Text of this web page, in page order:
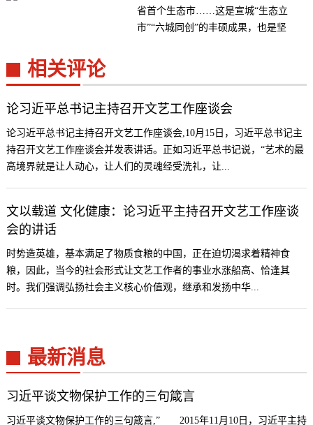
省首个生态市……这是宣城“生态立
市”“六城同创”的丰硕成果，也是坚
相关评论
论习近平总书记主持召开文艺工作座谈会
论习近平总书记主持召开文艺工作座谈会,10月15日，习近平总书记主
持召开文艺工作座谈会并发表讲话。正如习近平总书记说，“艺术的最
高境界就是让人动心，让人们的灵魂经受洗礼，让...
文以载道 文化健康：论习近平主持召开文艺工作座谈
会的讲话
时势造英雄，基本满足了物质食粮的中国，正在迫切渴求着精神食
粮，因此，当今的社会形式让文艺工作者的事业水涨船高、恰逢其
时。我们强调弘扬社会主义核心价值观，继承和发扬中华...
最新消息
习近平谈文物保护工作的三句箴言
习近平谈文物保护工作的三句箴言,” 2015年11月10日，习近平主持